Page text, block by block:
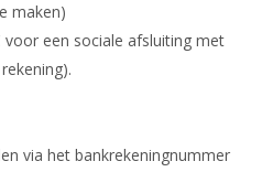
maken)
voor een sociale afsluiting met
via het bankrekeningnummer